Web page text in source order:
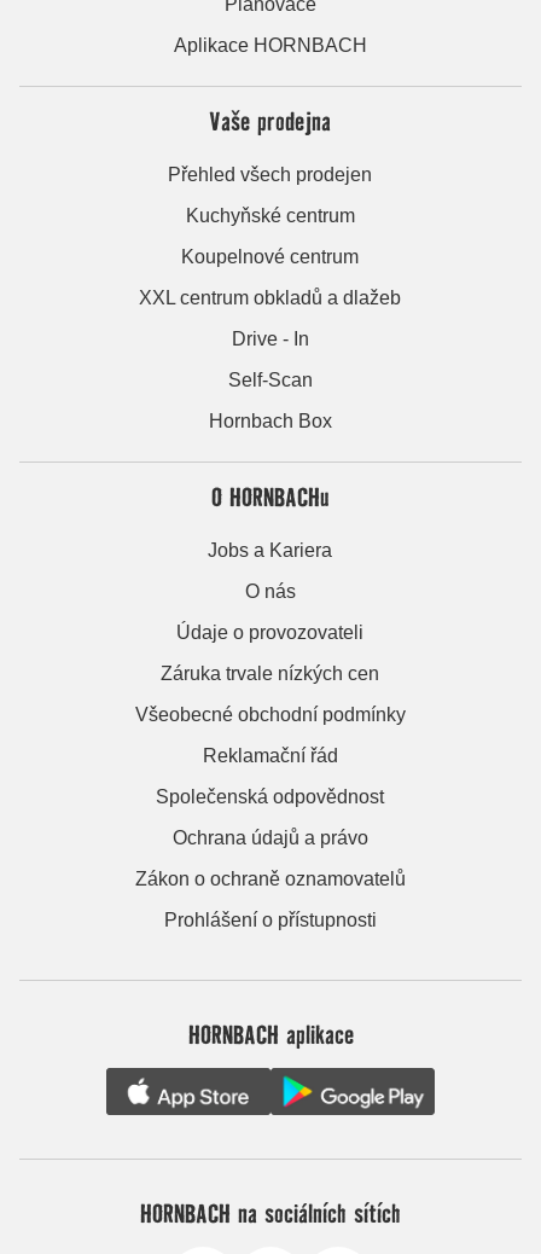
Aplikace HORNBACH
Vaše prodejna
Přehled všech prodejen
Kuchyňské centrum
Koupelnové centrum
XXL centrum obkladů a dlažeb
Drive - In
Self-Scan
Hornbach Box
O HORNBACHu
Jobs a Kariera
O nás
Údaje o provozovateli
Záruka trvale nízkých cen
Všeobecné obchodní podmínky
Reklamační řád
Společenská odpovědnost
Ochrana údajů a právo
Zákon o ochraně oznamovatelů
Prohlášení o přístupnosti
HORNBACH aplikace
HORNBACH na sociálních sítích